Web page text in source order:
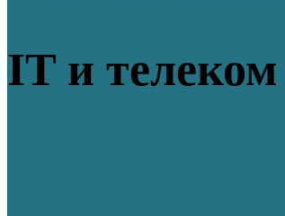
IT и